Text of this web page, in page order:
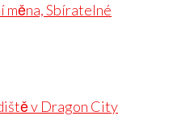
měna, Sbíratelné
v Dragon City